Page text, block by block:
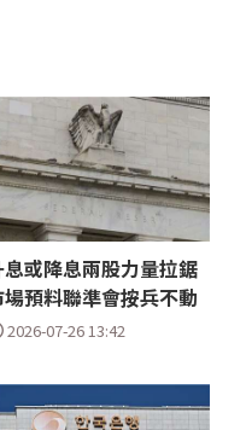
或降息兩股力量拉鋸
預料聯準會按兵不動
2026-07-26 13:42